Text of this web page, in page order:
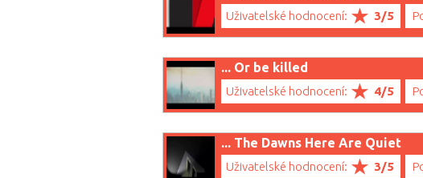
Uživatelské hodnocení: 3/5
... Or be killed
Uživatelské hodnocení: 4/5
... The Dawns Here Are Quiet
Uživatelské hodnocení: 3/5